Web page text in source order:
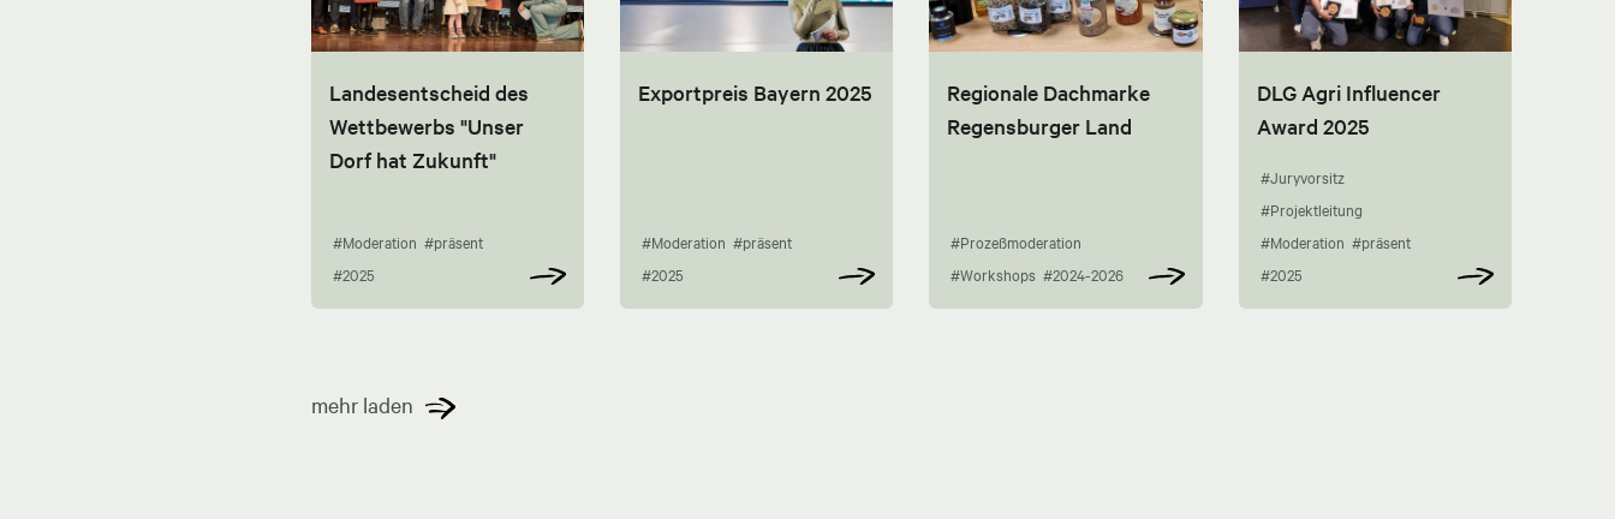
Landesentscheid des
Wettbewerbs "Unser
Dorf hat Zukunft"
#Moderation #präsent
#2025
Exportpreis Bayern 2025
#Moderation #präsent
#2025
Regionale Dachmarke
Regensburger Land
#Prozeßmoderation
#Workshops #2024-2026
DLG Agri Influencer
Award 2025
#Juryvorsitz
#Projektleitung
#Moderation #präsent
#2025
mehr laden